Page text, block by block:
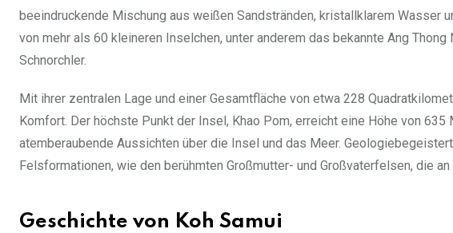
beeindruckende Mischung aus weißen Sandstränden, kristallklarem Wasser
von mehr als 60 kleineren Inselchen, unter anderem das bekannte Ang
Schnorchler.
Mit ihrer zentralen Lage und einer Gesamtfläche von etwa 228
Komfort. Der höchste Punkt der Insel, Khao Pom, erreicht eine Höhe von
atemberaubende Aussichten über die Insel und das Meer.
Felsformationen, wie den berühmten Großmutter- und Großvaterfelsen, die
Geschichte von Koh Samui